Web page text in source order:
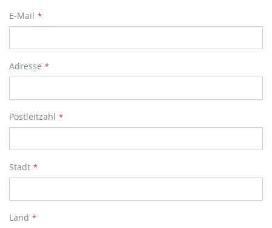
E-Mail
Adresse
Postleitzahl
Stadt
Land